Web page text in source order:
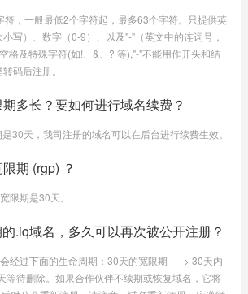
符，一般最低2个字符起，最多63个字符。只提供英
写）、数字（0-9）、以及"-"（英文中的连词号，
格及特殊字符(如!、&、? 等),"-"不能用作开头和结
码后注册。
多长？要如何进行域名续费？
30天，我司注册的域名可以在后台进行续费生效。
期 (rgp) ？
限期是30天。
.iq域名，多久可以再次被公开注册？
经过下面的生命周期：30天的宽限期-----> 30天内
等待删除。如果合作伙伴不续期或恢复域名，它将